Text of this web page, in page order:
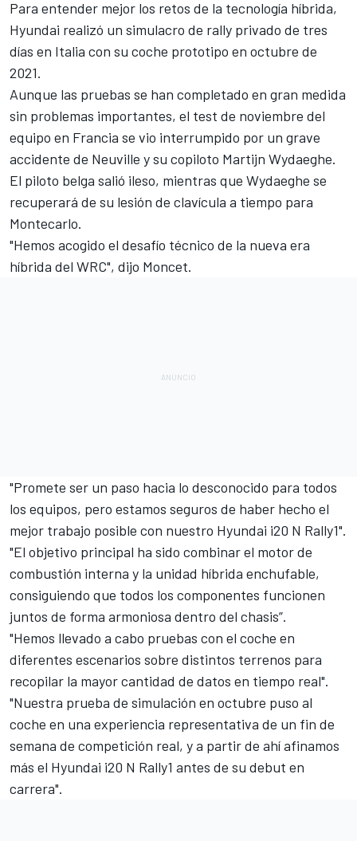
Para entender mejor los retos de la tecnología híbrida,
Hyundai realizó un simulacro de rally privado de tres
días en Italia con su coche prototipo en octubre de
2021.
Aunque las pruebas se han completado en gran medida
sin problemas importantes, el test de noviembre del
equipo en Francia se vio interrumpido por un grave
accidente de Neuville y su copiloto Martijn Wydaeghe.
El piloto belga salió ileso, mientras que Wydaeghe se
recuperará de su lesión de clavícula a tiempo para
Montecarlo.
"Hemos acogido el desafío técnico de la nueva era
híbrida del WRC", dijo Moncet.
"Promete ser un paso hacia lo desconocido para todos
los equipos, pero estamos seguros de haber hecho el
mejor trabajo posible con nuestro Hyundai i20 N Rally1".
"El objetivo principal ha sido combinar el motor de
combustión interna y la unidad híbrida enchufable,
consiguiendo que todos los componentes funcionen
juntos de forma armoniosa dentro del chasis”.
"Hemos llevado a cabo pruebas con el coche en
diferentes escenarios sobre distintos terrenos para
recopilar la mayor cantidad de datos en tiempo real".
"Nuestra prueba de simulación en octubre puso al
coche en una experiencia representativa de un fin de
semana de competición real, y a partir de ahí afinamos
más el Hyundai i20 N Rally1 antes de su debut en
carrera".